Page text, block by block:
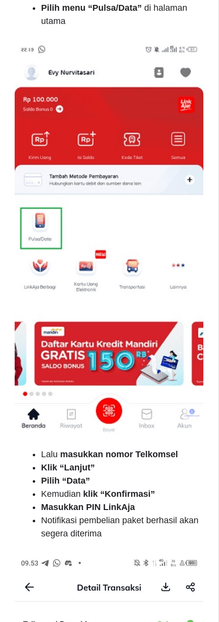
Pilih menu “Pulsa/Data” di halaman
utama
Lalu masukkan nomor Telkomsel
Klik “Lanjut”
Pilih “Data”
Kemudian klik “Konfirmasi”
Masukkan PIN LinkAja
Notifikasi pembelian paket berhasil akan
segera diterima